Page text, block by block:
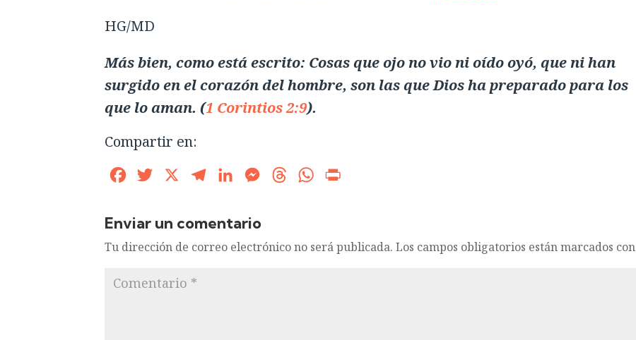
HG/MD
Más bien, como está escrito: Cosas que ojo no vio ni oído oyó, que ni han
surgido en el corazón del hombre, son las que Dios ha preparado para los
que lo aman. (1 Corintios 2:9).
Compartir en:
FacebookTwitter TelegramLinkedInMessengerThreadsWhatsApp
Enviar un comentario
Tu dirección de correo electrónico no será publicada. Los campos obligatorios están marcados con